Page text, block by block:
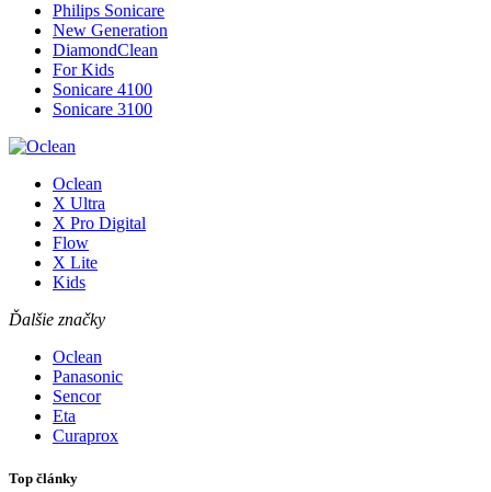
Philips Sonicare
New Generation
DiamondClean
For Kids
Sonicare 4100
Sonicare 3100
Oclean
X Ultra
X Pro Digital
Flow
X Lite
Kids
Ďalšie značky
Oclean
Panasonic
Sencor
Eta
Curaprox
Top články